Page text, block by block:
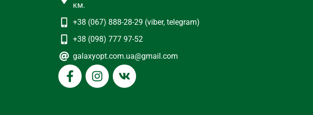
км.
+38 (067) 888-28-29 (viber, telegram)
+38 (098) 777 97-52
galaxyopt.com.ua@gmail.com